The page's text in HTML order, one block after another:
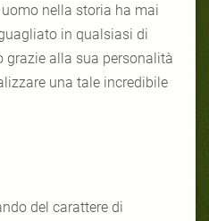
nella storia ha mai
in qualsiasi di
grazie alla sua personalità
una tale incredibile
del carattere di